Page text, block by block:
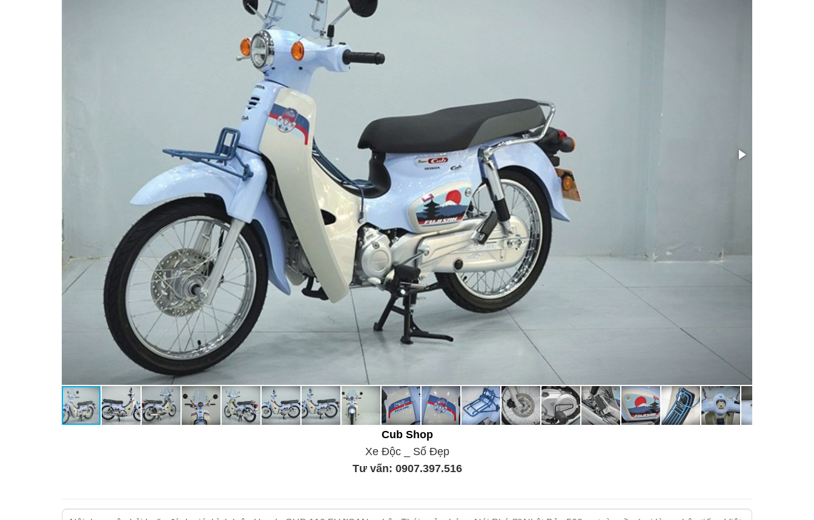
Toàn bộ tem xe được thiết kế quanh chủ đề Núi Phú Sĩ
Anh em yêu thích dòng xe này muốn sở và đặt cọc vui lòng liên hệ: Hotline:0907 397 516 (Ms. Trinh).
Cub Shop
Xe Độc _ Số Đẹp
Tư vấn: 0907.397.516